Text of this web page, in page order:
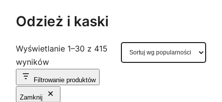
Odzież i kaski
Wyświetlanie 1–30 z 415
wynikówPosortowane
według
popularności
Filtrowanie produktów
Zamknij